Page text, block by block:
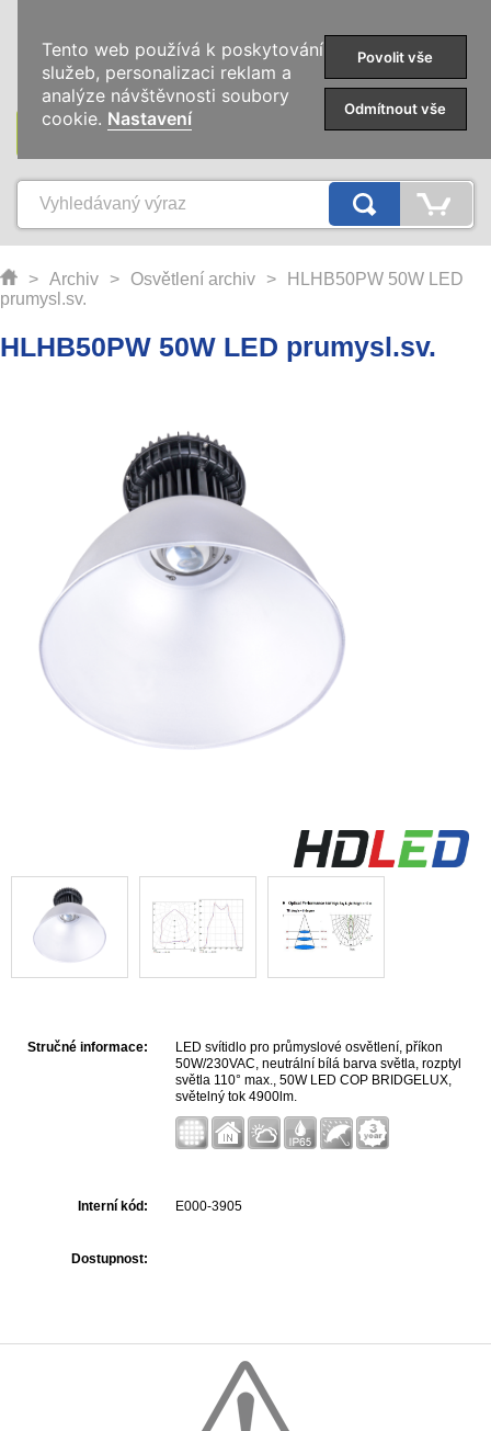
KATEGORIE
> Archiv > Osvětlení archiv >
HLHB50PW 50W LED
prumysl.sv.
HLHB50PW 50W LED prumysl.sv.
Stručné informace:
LED svítidlo pro průmyslové osvětlení, příkon
50W/230VAC, neutrální bílá barva světla, rozptyl
světla 110° max., 50W LED COP BRIDGELUX,
světelný tok 4900lm.
Interní kód: E000-3905
Dostupnost:
Tento web používá k poskytování
služeb, personalizaci reklam a
analýze návštěvnosti soubory
cookie. Nastavení
Povolit vše
Odmítnout vše